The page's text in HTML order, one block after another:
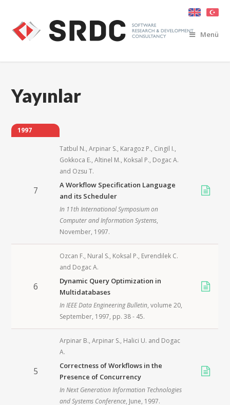
Menü
Yayınlar
1997
7
Tatbul N.,Arpinar S., Karagoz P., Cingil I.,
Gokkoca E.,Altinel M., Koksal P., Dogac A.
and Ozsu T.
A Workflow Specification Language
and its Scheduler
In 11th International Symposium on
Computer and Information Systems,
November, 1997.
6
Ozcan F., Nural S., Koksal P., Evrendilek C.
and Dogac A.
Dynamic Query Optimization in
Multidatabases
InIEEE Data Engineering Bulletin, volume 20,
September, 1997, pp. 38 - 45.
5
Arpinar B.,Arpinar S., Halici U. and Dogac
A.
Correctness of Workflows in the
Presence of Concurrency
InNext Generation Information Technologies
and Systems Conference, June, 1997.